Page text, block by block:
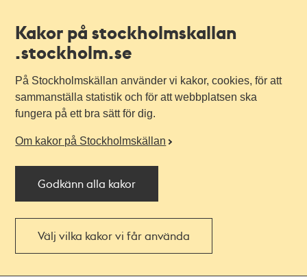
Kakor på stockholmskallan
.stockholm.se
På Stockholmskällan använder vi kakor, cookies, för att
sammanställa statistik och för att webbplatsen ska
fungera på ett bra sätt för dig.
Om kakor på Stockholmskällan
Godkänn alla kakor
Välj vilka kakor vi får använda